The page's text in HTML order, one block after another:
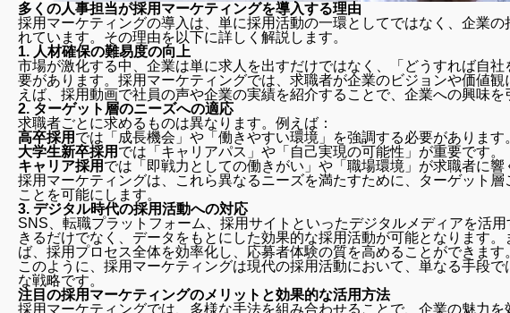
多くの人事担当が採用マーケティングを導入する理由
採用マーケティングの導入は、単に採用活動の一環としてではなく、企業
れています。その理由を以下に詳しく解説します。
1. 人材確保の難易度の向上
市場が激化する中、企業は単に求人を出すだけではなく、「どうすれば自
要があります。採用マーケティングでは、求職者が企業のビジョンや価値
えば、採用動画で社員の声や企業の実績を紹介することで、企業への興味を
2. ターゲット層のニーズへの適応
求職者ごとに求めるものは異なります。例えば：
高卒採用 では「成長機会」や「働きやすい環境」を強調する必要があります
大学生新卒採用 では「キャリアパス」や「自己実現の可能性」が重要です。
キャリア採用 では「即戦力としての働きがい」や「職場環境」が求職者に響
採用マーケティングは、これら異なるニーズを満たすために、ターゲット
ことを可能にします。
3. デジタル時代の採用活動への対応
SNS、転職プラットフォーム、採用サイトといったデジタルメディアを活
きるだけでなく、データをもとにした効果的な採用活動が可能となります
ば、採用プロセス全体を効率化し、応募者体験の質を高めることができます
このように、採用マーケティングは現代の採用活動において、単なる手段
な戦略です。
注目の採用マーケティングのメリットと効果的な活用方法
採用マーケティングでは、多様な手法を組み合わせることで、企業の魅力